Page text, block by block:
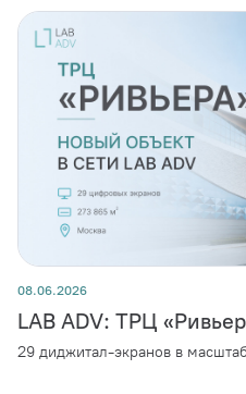
08.06.2026
LAB ADV: ТРЦ
29 диджитал-экранов в